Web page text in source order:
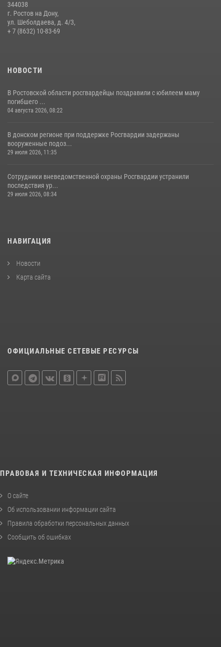
В Ростовской области сотрудники Росгвардии познакомили
воспитанников детского сада со своей службой
09 июля 2026, 13:58
344038
г. Ростов на Дону,
ул. Шеболдаева, д. 4/3,
+ 7 (8632) 10-83-69
НОВОСТИ
В Ростовской области росгвардейцы поздравили с юбилеем маму
погибшего ...
04 августа 2026, 08:22
В донском регионе при поддержке Росгвардии задержаны
вооруженные подоз...
29 июля 2026, 11:35
Сотрудники вневедомственной охраны Росгвардии устранили
последствия ур...
29 июля 2026, 08:34
НАВИГАЦИЯ
Новости
Карта сайта
ОФИЦИАЛЬНЫЕ СЕТЕВЫЕ РЕСУРСЫ
ПРАВОВАЯ И ТЕХНИЧЕСКАЯ ИНФОРМАЦИЯ
О сайте
Об использовании информации сайта
Правила обработки персональных данных
Сообщить об ошибках